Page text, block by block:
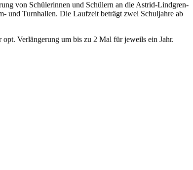
von Schülerinnen und Schülern an die Astrid-Lindgren-
und Turnhallen. Die Laufzeit beträgt zwei Schuljahre ab
Verlängerung um bis zu 2 Mal für jeweils ein Jahr.